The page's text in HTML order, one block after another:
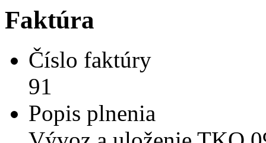
Faktúra
Číslo faktúry
91
Popis plnenia